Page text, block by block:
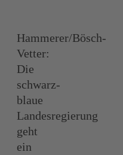
Hammerer/Bösch-
Vetter:
Die
schwarz-
blaue
Landesregierung
geht
ein